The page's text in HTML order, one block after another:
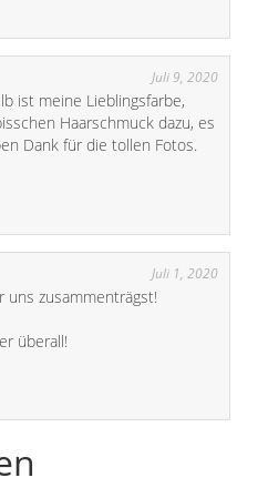
Juli 9, 2020
ist meine Lieblingsfarbe,
Haarschmuck dazu, es
Dank für die tollen Fotos.
Juli 1, 2020
uns zusammenträgst!
überall!